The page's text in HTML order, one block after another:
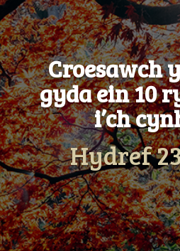
Croesawch
gyda ein 10
i’ch
Hydref